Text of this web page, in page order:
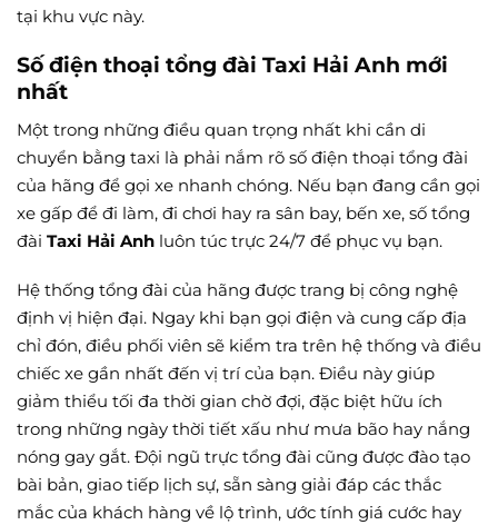
tại khu vực này.
Số điện thoại tổng đài Taxi Hải Anh mới
nhất
Một trong những điều quan trọng nhất khi cần di
chuyển bằng taxi là phải nắm rõ số điện thoại tổng đài
của hãng để gọi xe nhanh chóng. Nếu bạn đang cần gọi
xe gấp để đi làm, đi chơi hay ra sân bay, bến xe, số tổng
đài Taxi Hải Anh luôn túc trực 24/7 để phục vụ bạn.
Hệ thống tổng đài của hãng được trang bị công nghệ
định vị hiện đại. Ngay khi bạn gọi điện và cung cấp địa
chỉ đón, điều phối viên sẽ kiểm tra trên hệ thống và điều
chiếc xe gần nhất đến vị trí của bạn. Điều này giúp
giảm thiểu tối đa thời gian chờ đợi, đặc biệt hữu ích
trong những ngày thời tiết xấu như mưa bão hay nắng
nóng gay gắt. Đội ngũ trực tổng đài cũng được đào tạo
bài bản, giao tiếp lịch sự, sẵn sàng giải đáp các thắc
mắc của khách hàng về lộ trình, ước tính giá cước hay